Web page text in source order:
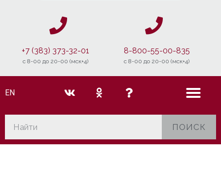
+7 (383) 373-32-01
c 8-00 до 20-00 (мск+4)
8-800-55-00-835
c 8-00 до 20-00 (мск+4)
EN
ПОИСК